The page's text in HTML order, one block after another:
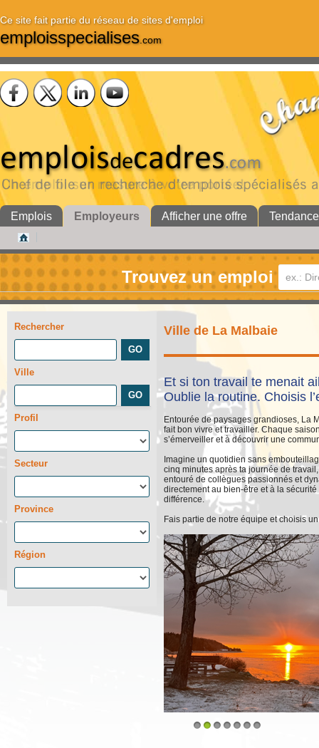
Ce site fait partie du réseau de sites d'emploi
emploisspecialises.com
Emplois Employeurs Afficher une offre
Trouvez un emploi
Rechercher
Ville
Profil
Secteur
Province
Région
Ville de La Malbaie
Et si ton travail te menait
Oublie la routine. Choisis
Entourée de paysages grandioses, La
fait bon vivre et travailler. Chaque
s’émerveiller et à découvrir une
Imagine un quotidien sans
cinq minutes après ta journée de
entouré de collègues passionnés et
directement au bien-être et à la
différence.
Fais partie de notre équipe et choisis